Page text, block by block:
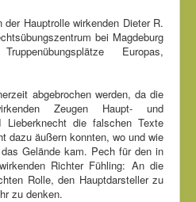
Hauptrolle wirkenden Dieter R.
bei Magdeburg
Europas,
abgebrochen werden, da die
Zeugen Haupt- und
Lieberknecht die falschen Texte
dazu äußern konnten, wo und wie
Gelände kam. Pech für den in
Richter Fühling: An die
Rolle, den Hauptdarsteller zu
zu denken.